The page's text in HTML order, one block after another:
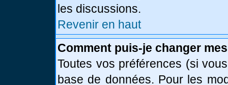
les discussions.
Revenir en haut
Comment puis-je changer
Toutes vos préférences (si
base de données. Pour les